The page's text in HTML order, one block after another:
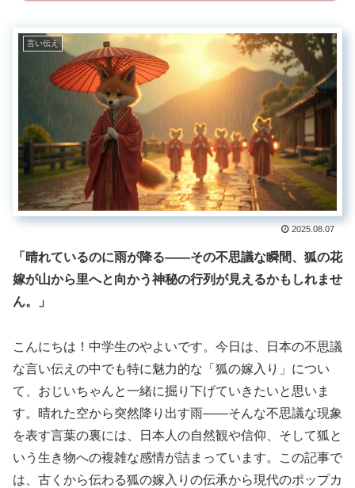
言い伝え
2025.08.07
「晴れているのに雨が降る——その不思議な瞬間、狐の花
嫁が山から里へと向かう神秘の行列が見えるかもしれませ
ん。」
こんにちは！中学生のやよいです。今日は、日本の不思議
な言い伝えの中でも特に魅力的な「狐の嫁入り」につい
て、おじいちゃんと一緒に掘り下げていきたいと思いま
す。晴れた空から突然降り出す雨——そんな不思議な現象
を表す言葉の裏には、日本人の自然観や信仰、そして狐と
いう生き物への複雑な感情が詰まっています。この記事で
は、古くから伝わる狐の嫁入りの伝承から現代のポップカ